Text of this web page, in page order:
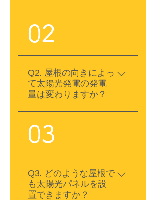
ワーコンディショナを搭
載している太陽光発電シ
ステムであれば、停電時
でもご自宅で発電した電
気を利用できる場合があ
ります。携帯電話の充電
など、必要な電力を確保
できるため、災害時の備
えとしても役立ちます。
詳しくはお気軽にご相談
ください。
02
Q2. 屋根の向きによっ
て太陽光発電の発電
量は変わりますか？
斜によって発電量は変わ
ります。一般的には真南
向きを100％とした場
合、南東・南西面で約
96％、東西面でも約85％
程度の発電量が期待でき
03
Q3. どのような屋根で
も太陽光パネルを設
置できますか？